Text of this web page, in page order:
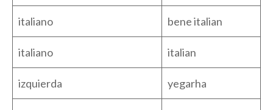
italiano bene italian
italiano italian
izquierda yegarha